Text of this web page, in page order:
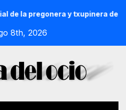
de Aste Nagusia 2026
8th, 2026